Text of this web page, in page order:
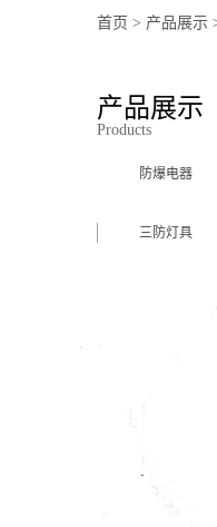
首页 > 产品展示
产品展示
Products
防爆电器
三防灯具